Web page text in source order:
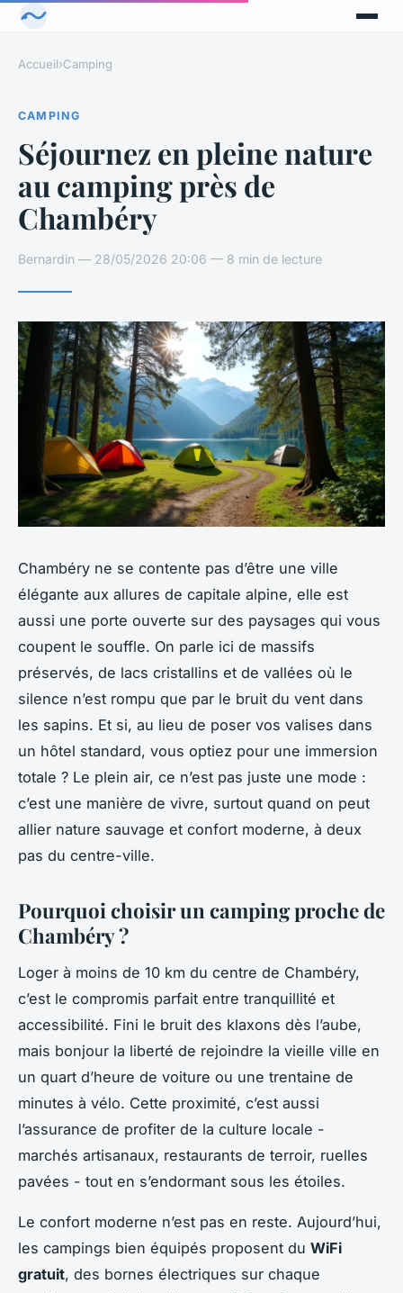
Accueil›Camping
CAMPING
Séjournez en pleine nature
au camping près de
Chambéry
Bernardin — 28/05/2026 20:06 — 8 min de lecture
Chambéry ne se contente pas d’être une ville
élégante aux allures de capitale alpine, elle est
aussi une porte ouverte sur des paysages qui vous
coupent le souffle. On parle ici de massifs
préservés, de lacs cristallins et de vallées où le
silence n’est rompu que par le bruit du vent dans
les sapins. Et si, au lieu de poser vos valises dans
un hôtel standard, vous optiez pour une immersion
totale ? Le plein air, ce n’est pas juste une mode :
c’est une manière de vivre, surtout quand on peut
allier nature sauvage et confort moderne, à deux
pas du centre-ville.
Pourquoi choisir un camping proche de
Chambéry ?
Loger à moins de 10 km du centre de Chambéry,
c’est le compromis parfait entre tranquillité et
accessibilité. Fini le bruit des klaxons dès l’aube,
mais bonjour la liberté de rejoindre la vieille ville en
un quart d’heure de voiture ou une trentaine de
minutes à vélo. Cette proximité, c’est aussi
l’assurance de profiter de la culture locale -
marchés artisanaux, restaurants de terroir, ruelles
pavées - tout en s’endormant sous les étoiles.
Le confort moderne n’est pas en reste. Aujourd’hui,
les campings bien équipés proposent du WiFi
gratuit, des bornes électriques sur chaque